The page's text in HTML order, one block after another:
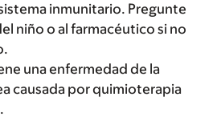
inmunitario. Pregunte
niño o al farmacéutico si no
una enfermedad de la
causada por quimioterapia